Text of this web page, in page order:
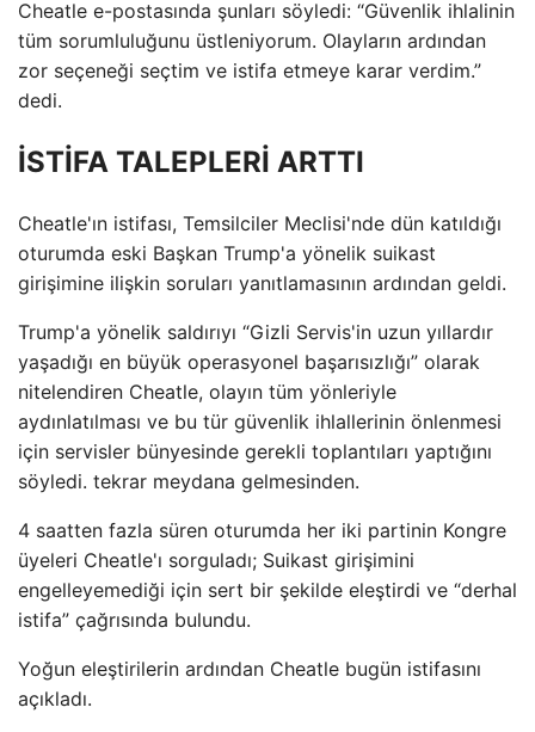
Cheatle e-postasında şunları söyledi: “Güvenlik ihlalinin
tüm sorumluluğunu üstleniyorum. Olayların ardından
zor seçeneği seçtim ve istifa etmeye karar verdim.”
dedi.
İSTİFA TALEPLERİ ARTTI
Cheatle'ın istifası, Temsilciler Meclisi'nde dün katıldığı
oturumda eski Başkan Trump'a yönelik suikast
girişimine ilişkin soruları yanıtlamasının ardından geldi.
Trump'a yönelik saldırıyı “Gizli Servis'in uzun yıllardır
yaşadığı en büyük operasyonel başarısızlığı” olarak
nitelendiren Cheatle, olayın tüm yönleriyle
aydınlatılması ve bu tür güvenlik ihlallerinin önlenmesi
için servisler bünyesinde gerekli toplantıları yaptığını
söyledi. tekrar meydana gelmesinden.
4 saatten fazla süren oturumda her iki partinin Kongre
üyeleri Cheatle'ı sorguladı; Suikast girişimini
engelleyemediği için sert bir şekilde eleştirdi ve “derhal
istifa” çağrısında bulundu.
Yoğun eleştirilerin ardından Cheatle bugün istifasını
açıkladı.